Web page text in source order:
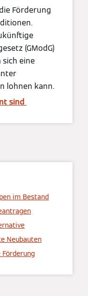
Förderung
(GModG)
eine
lohnen kann.
sind
im Bestand
Neubauten